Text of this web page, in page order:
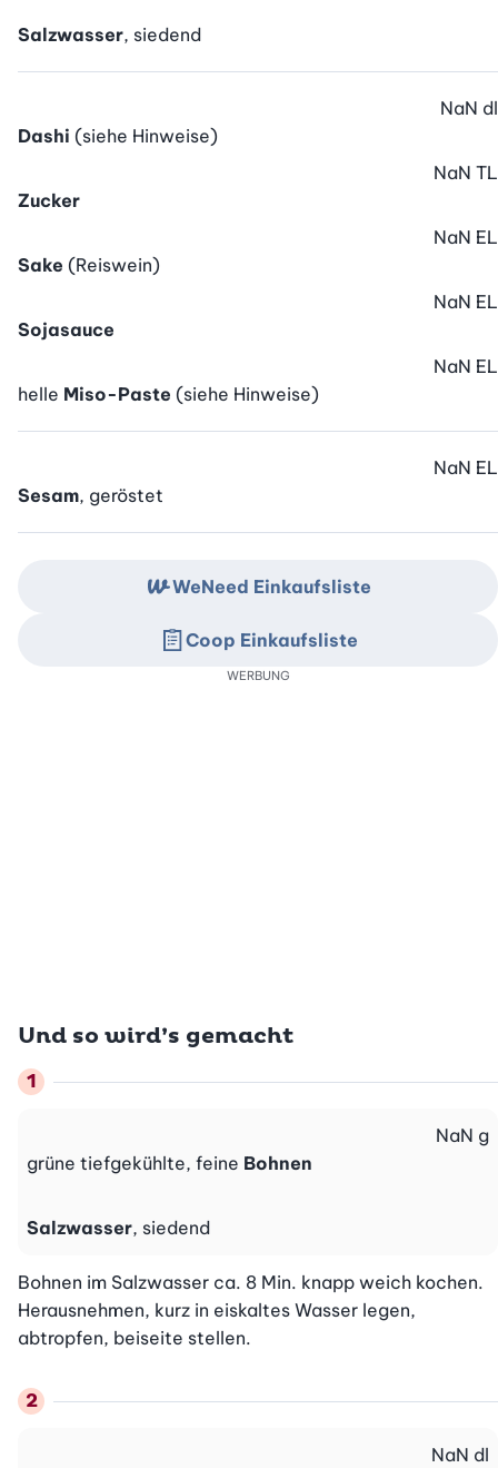
Salzwasser, siedend
Dashi (siehe Hinweise)
NaN dl
Zucker
NaN TL
Sake (Reiswein)
NaN EL
Sojasauce
NaN EL
helle Miso-Paste (siehe Hinweise)
NaN EL
Sesam, geröstet
NaN EL
Und so wird’s gemacht
grüne tiefgekühlte, feine Bohnen
NaN g
Salzwasser, siedend
Bohnen im Salzwasser ca. 8 Min. knapp weich kochen.
Herausnehmen, kurz in eiskaltes Wasser legen,
abtropfen, beiseite stellen.
NaN dl
WeNeed Einkaufsliste
Coop Einkaufsliste
WERBUNG